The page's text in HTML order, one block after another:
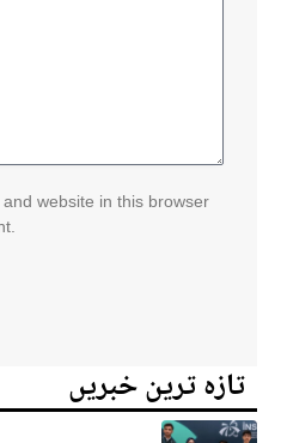
website in this browser
تازہ ترین خبریں